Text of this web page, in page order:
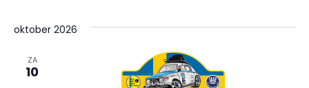
oktober 2026
ZA
10